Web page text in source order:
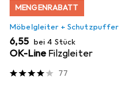
MENGENRABATT
Möbelgleiter + Schutzpuffer
EUR
6,55 bei 4 Stück
OK-Line Filzgleiter
77